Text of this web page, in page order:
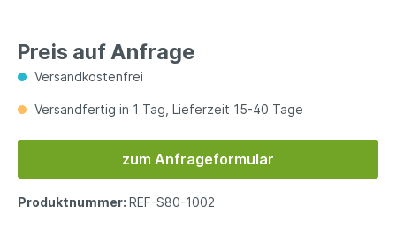
Preis auf Anfrage
Versandkostenfrei
Versandfertig in 1 Tag, Lieferzeit 15-40 Tage
zum Anfrageformular
Produktnummer: REF-S80-1002